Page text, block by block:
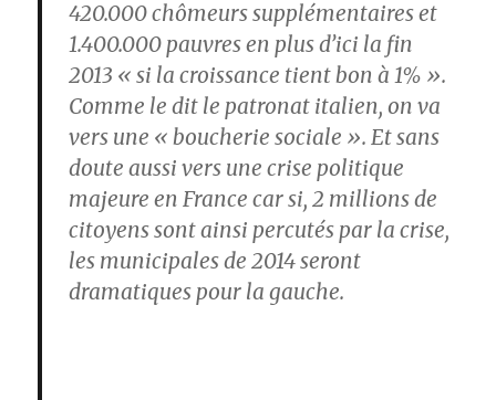
420.000 chômeurs supplémentaires et
1.400.000 pauvres en plus d’ici la fin
2013 « si la croissance tient bon à 1% ».
Comme le dit le patronat italien, on va
vers une « boucherie sociale ». Et sans
doute aussi vers une crise politique
majeure en France car si, 2 millions de
citoyens sont ainsi percutés par la crise,
les municipales de 2014 seront
dramatiques pour la gauche.